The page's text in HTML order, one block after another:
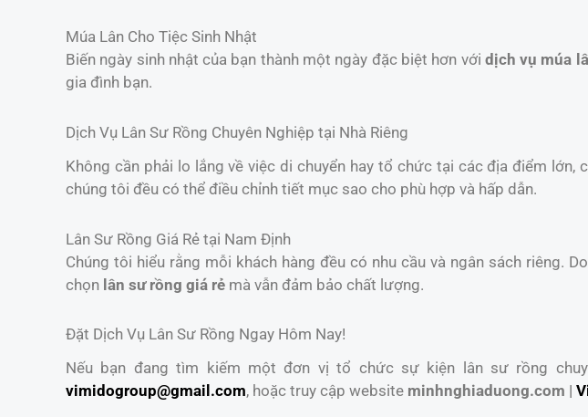
Múa Lân Cho Tiệc Sinh Nhật
Biến ngày sinh nhật của bạn thành một ngày đặc biệt hơn với dịch vụ múa
gia đình bạn.
Dịch Vụ Lân Sư Rồng Chuyên Nghiệp tại Nhà Riêng
Không cần phải lo lắng về việc di chuyển hay tổ chức tại các địa điểm lớn,
chúng tôi đều có thể điều chỉnh tiết mục sao cho phù hợp và hấp dẫn.
Lân Sư Rồng Giá Rẻ tại Nam Định
Chúng tôi hiểu rằng mỗi khách hàng đều có nhu cầu và ngân sách riêng.
chọn lân sư rồng giá rẻ mà vẫn đảm bảo chất lượng.
Đặt Dịch Vụ Lân Sư Rồng Ngay Hôm Nay!
Nếu bạn đang tìm kiếm một đơn vị tổ chức sự kiện lân sư rồng
vimidogroup@gmail.com, hoặc truy cập website minhnghiaduong.com |